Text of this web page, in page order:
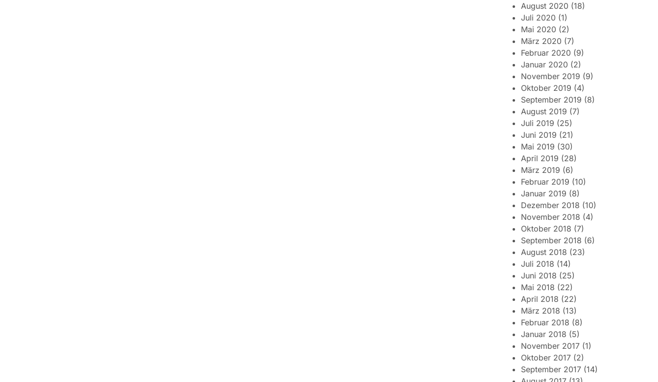
August 2020 (18)
Juli 2020 (1)
Mai 2020 (2)
März 2020 (7)
Februar 2020 (9)
Januar 2020 (2)
November 2019 (9)
Oktober 2019 (4)
September 2019 (8)
August 2019 (7)
Juli 2019 (25)
Juni 2019 (21)
Mai 2019 (30)
April 2019 (28)
März 2019 (6)
Februar 2019 (10)
Januar 2019 (8)
Dezember 2018 (10)
November 2018 (4)
Oktober 2018 (7)
September 2018 (6)
August 2018 (23)
Juli 2018 (14)
Juni 2018 (25)
Mai 2018 (22)
April 2018 (22)
März 2018 (13)
Februar 2018 (8)
Januar 2018 (5)
November 2017 (1)
Oktober 2017 (2)
September 2017 (14)